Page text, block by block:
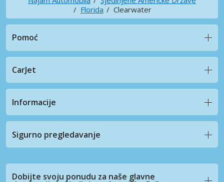
Florida
Clearwater
Pomoć
CarJet
Informacije
Sigurno pregledavanje
Dobijte svoju ponudu za naše glavne